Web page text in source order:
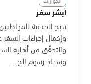
أبشر سفر
تتيح الخدمة
وإكمال إجراءات السفر
والتحقّق من أهلية
وسداد رسوم الج...